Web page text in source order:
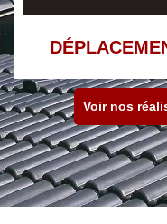
Voir nos